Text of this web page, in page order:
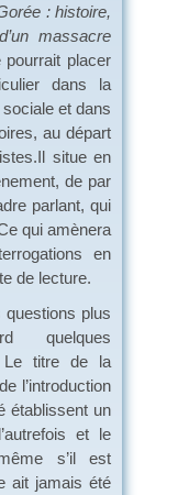
: histoire,
massacre
pourrait placer
dans la
et dans
au départ
situe en
de par
parlant, qui
qui amènera
en
de lecture.
plus
quelques
Le titre de la
l’introduction
établissent un
et le
s’il est
ait jamais été